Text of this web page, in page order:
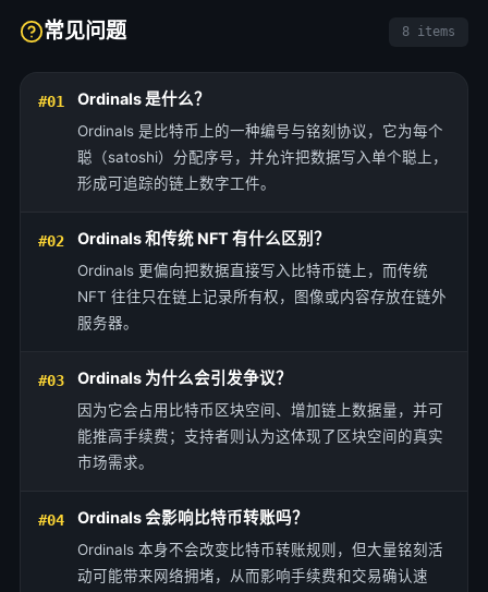
常见问题 8 items
#01 Ordinals 是什么？
Ordinals 是比特币上的一种编号与铭刻协议，它为每个
聪（satoshi）分配序号，并允许把数据写入单个聪上，
形成可追踪的链上数字工件。
#02 Ordinals 和传统 NFT 有什么区别？
Ordinals 更偏向把数据直接写入比特币链上，而传统
NFT 往往只在链上记录所有权，图像或内容存放在链外
服务器。
#03 Ordinals 为什么会引发争议？
因为它会占用比特币区块空间、增加链上数据量，并可
能推高手续费；支持者则认为这体现了区块空间的真实
市场需求。
#04 Ordinals 会影响比特币转账吗？
Ordinals 本身不会改变比特币转账规则，但大量铭刻活
动可能带来网络拥堵，从而影响手续费和交易确认速